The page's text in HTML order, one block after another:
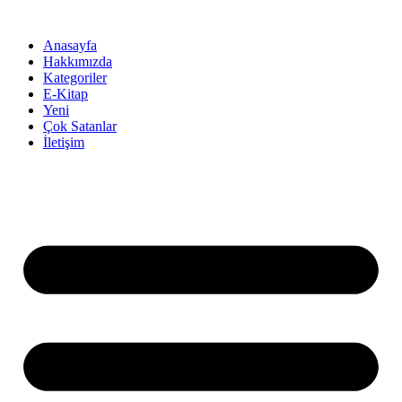
Anasayfa
Hakkımızda
Kategoriler
E-Kitap
Yeni
Çok Satanlar
İletişim